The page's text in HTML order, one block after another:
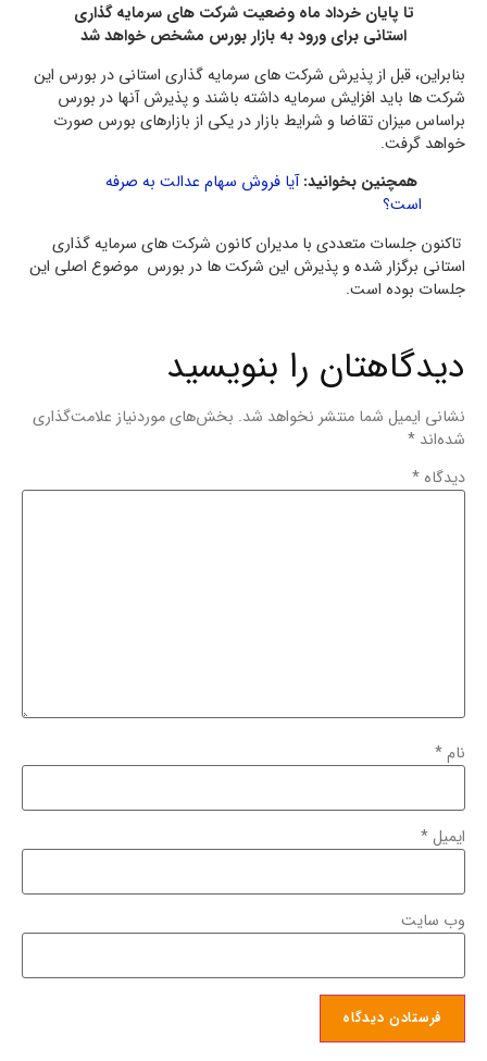
تا پایان خرداد ماه وضعیت شرکت های سرمایه گذاری
استانی برای ورود به بازار بورس مشخص خواهد شد
بنابراین، قبل از پذیرش شرکت های سرمایه گذاری استانی در بورس این
شرکت ها باید افزایش سرمایه داشته باشند و پذیرش آنها در بورس
براساس میزان تقاضا و شرایط بازار در یکی از بازارهای بورس صورت
خواهد گرفت.
همچنین بخوانید: آیا فروش سهام عدالت به صرفه
است؟
تاکنون جلسات متعددی با مدیران کانون شرکت های سرمایه گذاری
استانی برگزار شده و پذیرش این شرکت ها در بورس موضوع اصلی این
جلسات بوده است.
دیدگاهتان را بنویسید
نشانی ایمیل شما منتشر نخواهد شد. بخش‌های موردنیاز علامت‌گذاری
شده‌اند *
دیدگاه *
نام*
ایمیل*
وب‌ سایت